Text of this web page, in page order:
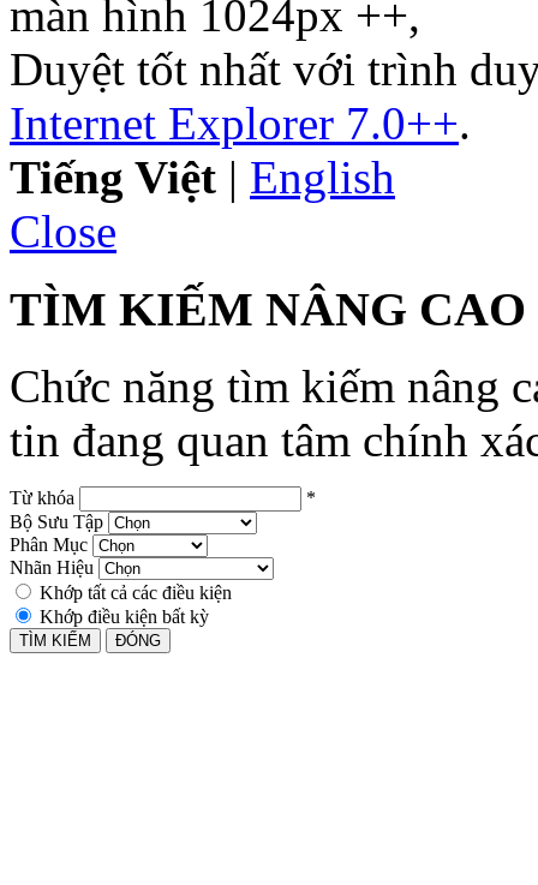
màn hình 1024px ++,
Duyệt tốt nhất với trình
Internet Explorer 7.0++.
Tiếng Việt | English
Close
TÌM KIẾM NÂNG CAO
Chức năng tìm kiếm nâng
tin đang quan tâm chính
Từ khóa
*
Bộ Sưu Tập
Phân Mục
Nhãn Hiệu
Khớp tất cả các điều kiện
Khớp điều kiện bất kỳ